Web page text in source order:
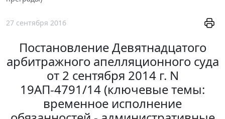
27 сентября 2016
Постановление Девятнадцатого
арбитражного апелляционного суда
от 2 сентября 2014 г. N
19АП-4791/14 (ключевые темы:
временное исполнение